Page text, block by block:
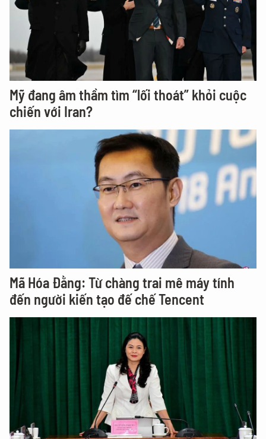
Mỹ đang âm thầm tìm “lối thoát” khỏi cuộc
chiến với Iran?
Mã Hóa Đằng: Từ chàng trai mê máy tính
đến người kiến tạo đế chế Tencent